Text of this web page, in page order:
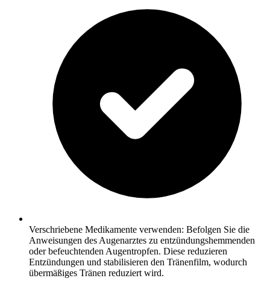
Verschriebene Medikamente verwenden: Befolgen Sie die
Anweisungen des Augenarztes zu entzündungshemmenden
oder befeuchtenden Augentropfen. Diese reduzieren
Entzündungen und stabilisieren den Tränenfilm, wodurch
übermäßiges Tränen reduziert wird.